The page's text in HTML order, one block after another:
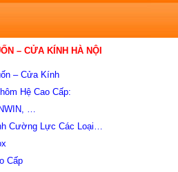
– CỬA KÍNH HÀ NỘI
– Cửa Kính
Hệ Cao Cấp:
…
Cường Lực Các Loại…
Cấp